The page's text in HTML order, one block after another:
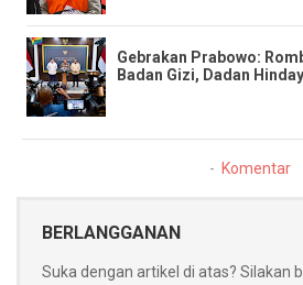
​Gebrakan Prabowo:
Badan Gizi, Dadan
Komentar
BERLANGGANAN
Suka dengan artikel di atas? Silakan